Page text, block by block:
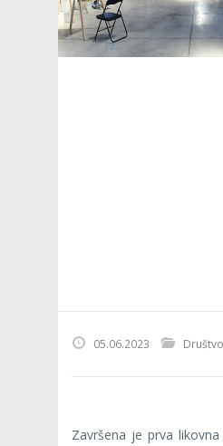
05.06.2023 Društvo
Završena je prva